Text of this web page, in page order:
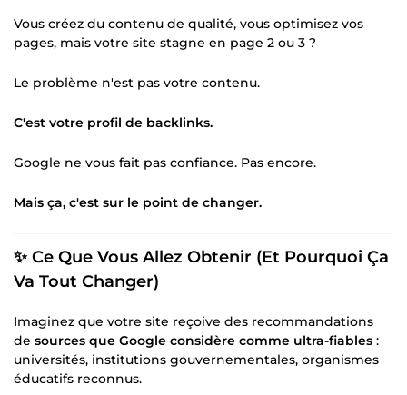
Vous créez du contenu de qualité, vous optimisez vos
pages, mais votre site stagne en page 2 ou 3 ?
Le problème n'est pas votre contenu.
C'est votre profil de backlinks.
Google ne vous fait pas confiance. Pas encore.
Mais ça, c'est sur le point de changer.
✨ Ce Que Vous Allez Obtenir (Et Pourquoi Ça
Va Tout Changer)
Imaginez que votre site reçoive des recommandations
de sources que Google considère comme ultra-fiables :
universités, institutions gouvernementales, organismes
éducatifs reconnus.